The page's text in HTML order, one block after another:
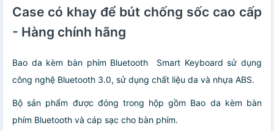
Case có khay để bút chống sốc cao cấp
- Hàng chính hãng
Bao da kèm bàn phím Bluetooth Smart Keyboard sử dụng
công nghệ Bluetooth 3.0, sử dụng chất liệu da và nhựa ABS.
Bộ sản phẩm được đóng trong hộp gồm Bao da kèm bàn
phím Bluetooth và cáp sạc cho bàn phím.